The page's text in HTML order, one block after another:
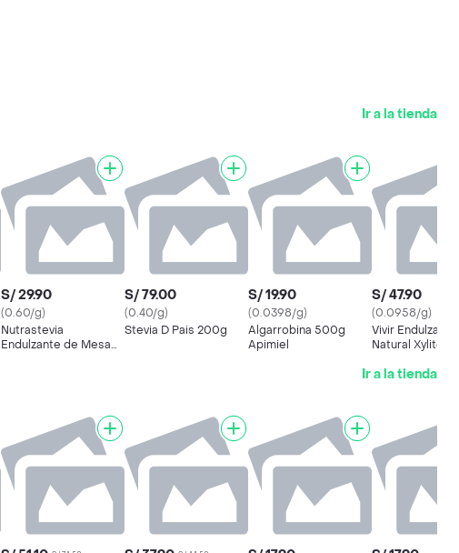
Ir a la tienda
S/ 29.90
(0.60/g)
Nutrastevia
Endulzante de Mesa
S/ 79.00
(0.40/g)
Stevia D Pais 200g
S/ 19.90
(0.0398/g)
Algarrobina 500g
Apimiel
S/ 47.90
(0.0958/g)
Vivir Endulzante
Natural Xylitol
Ir a la tienda